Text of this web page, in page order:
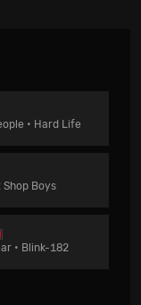
• Hard Life
Shop Boys
• Blink-182